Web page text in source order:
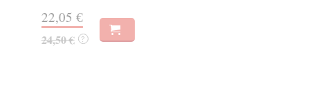
22,05 €
24,50 € ?